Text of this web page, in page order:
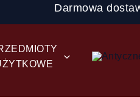
Darmowa